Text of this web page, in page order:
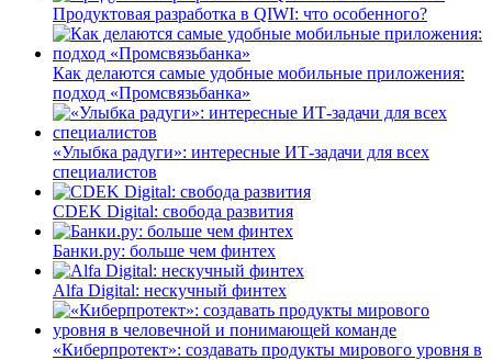
Продуктовая разработка в QIWI: что особенного?
Как делаются самые удобные мобильные приложения:
подход «Промсвязьбанка»
«Улыбка радуги»: интересные ИТ-задачи для всех
специалистов
CDEK Digital: свобода развития
Банки.ру: больше чем финтех
Alfa Digital: нескучный финтех
«Киберпротект»: создавать продукты мирового уровня в